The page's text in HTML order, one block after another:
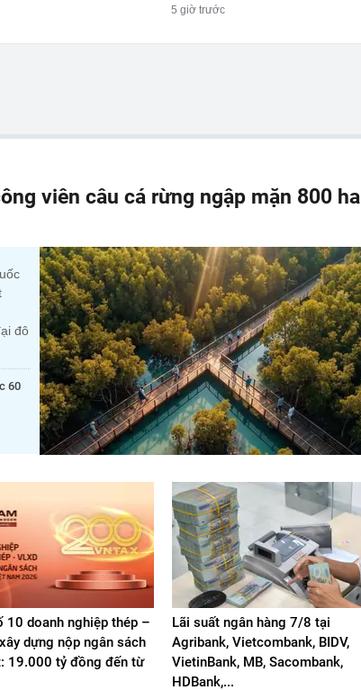
5 giờ trước
viên câu cá rừng ngập mặn 800 ha
đô
60
10 doanh nghiệp thép –
dựng nộp ngân sách
19.000 tỷ đồng đến từ
Lãi suất ngân hàng 7/8 tại
Agribank, Vietcombank, BIDV,
VietinBank, MB, Sacombank,
HDBank,...